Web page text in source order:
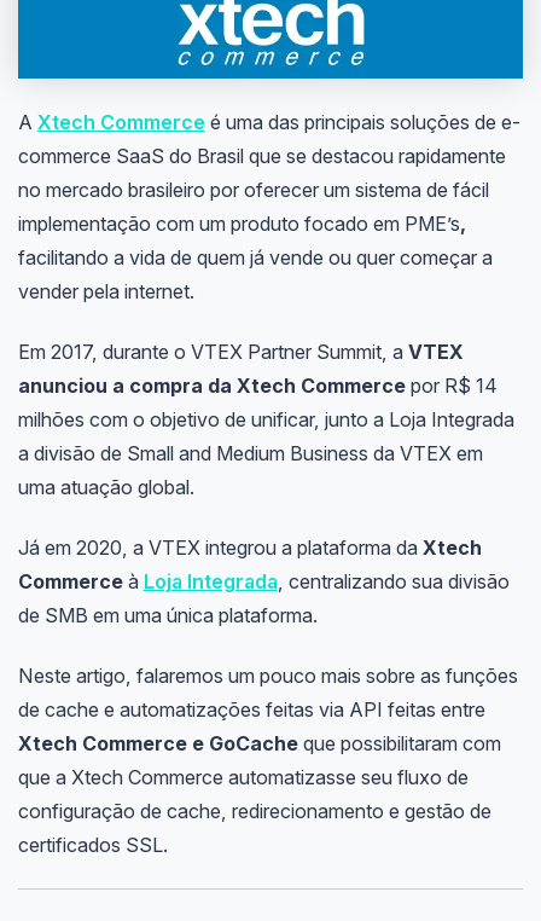
A Xtech Commerce é uma das principais soluções de e-
commerce SaaS do Brasil que se destacou rapidamente
no mercado brasileiro por oferecer um sistema de fácil
implementação com um produto focado em PME’s,
facilitando a vida de quem já vende ou quer começar a
vender pela internet.
Em 2017, durante o VTEX Partner Summit, a VTEX
anunciou a compra da Xtech Commercepor R$ 14
milhões com o objetivo de unificar, junto a Loja Integrada
a divisão de Small and Medium Business da VTEX em
uma atuação global.
Já em 2020, a VTEX integrou a plataforma da Xtech
Commerceà Loja Integrada, centralizando sua divisão
de SMB em uma única plataforma.
Neste artigo, falaremos um pouco mais sobre as funções
de cache e automatizações feitas via API feitas entre
Xtech Commerce e GoCacheque possibilitaram com
que a Xtech Commerce automatizasse seu fluxo de
configuração de cache, redirecionamento e gestão de
certificados SSL.